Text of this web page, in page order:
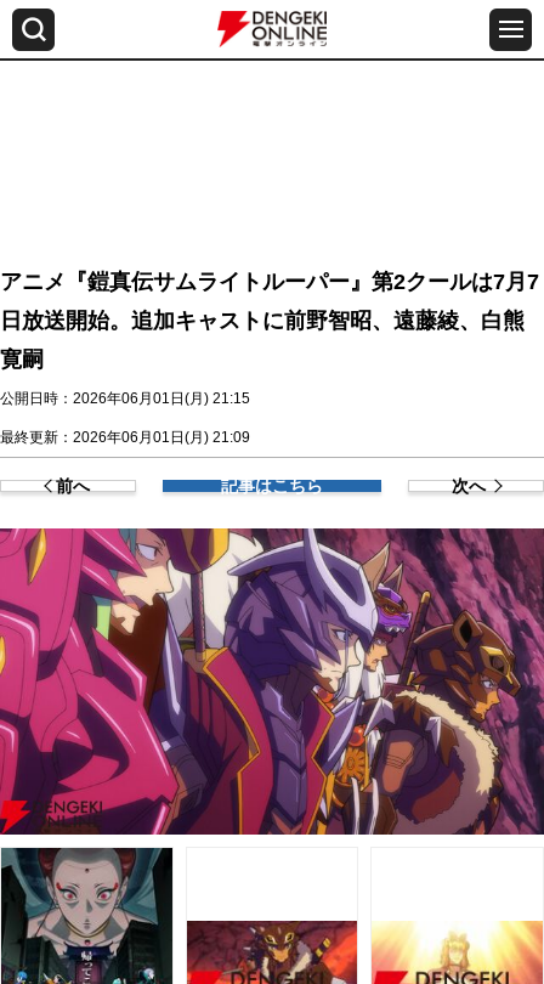
アニメ『鎧真伝サムライトルーパー』第2クールは7月7
日放送開始。追加キャストに前野智昭、遠藤綾、白熊
寛嗣
公開日時：2026年06月01日(月) 21:15
最終更新：2026年06月01日(月) 21:09
前へ 記事はこちら 次へ